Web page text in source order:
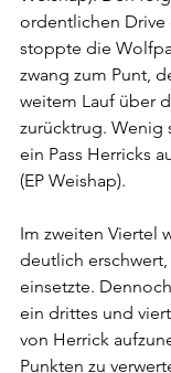
ordentlichen Drive
stoppte die
zwang zum Punt,
weitem Lauf über
zurücktrug. Wenig
ein Pass Herricks
(EP Weishap).
Im zweiten Viertel
deutlich
einsetzte.
ein drittes und
von Herrick
Punkten zu